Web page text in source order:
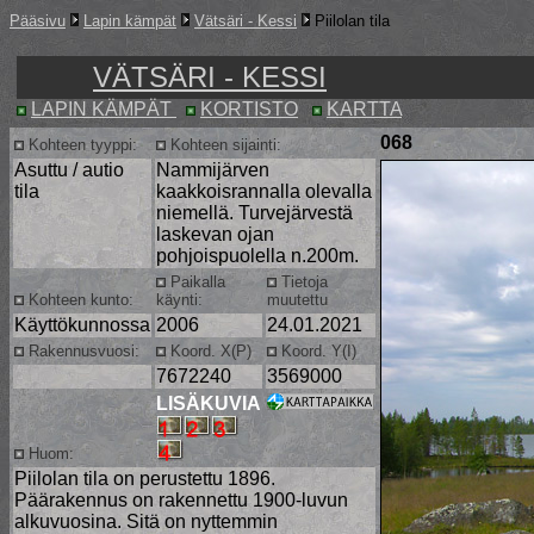
Pääsivu Lapin kämpät Vätsäri - Kessi Piilolan tila
VÄTSÄRI - KESSI
LAPIN KÄMPÄT KORTISTO KARTTA
Kohteen tyyppi: Kohteen sijainti:
068
Asuttu / autio
tila
Nammijärven
kaakkoisrannalla olevalla
niemellä. Turvejärvestä
laskevan ojan
pohjoispuolella n.200m.
Kohteen kunto:
Paikalla
käynti:
Tietoja
muutettu
Käyttökunnossa 2006 24.01.2021
Rakennusvuosi: Koord. X(P) Koord. Y(I)
7672240 3569000
Huom:
LISÄKUVIA
Piilolan tila on perustettu 1896.
Päärakennus on rakennettu 1900-luvun
alkuvuosina. Sitä on nyttemmin